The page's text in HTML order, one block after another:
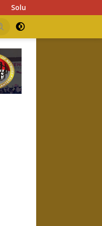
Kode Member Password